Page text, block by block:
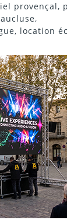
location